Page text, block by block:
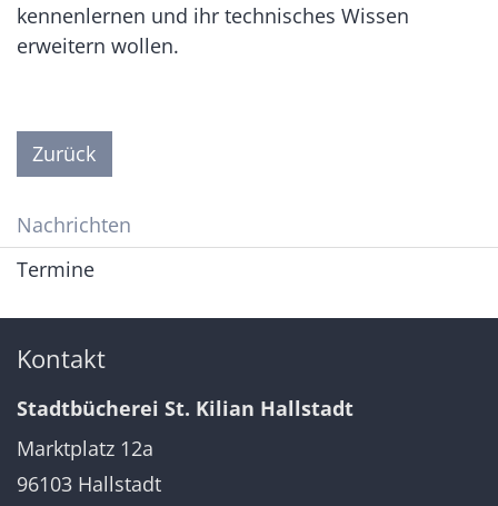
kennenlernen und ihr technisches Wissen
erweitern wollen.
Zurück
Nachrichten
Termine
Kontakt
Stadtbücherei St. Kilian Hallstadt
Marktplatz 12a
96103 Hallstadt